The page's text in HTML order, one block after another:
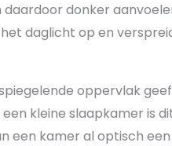
donker
daglicht op en
oppervlak
kleine slaapkamer is
een kamer al optisch